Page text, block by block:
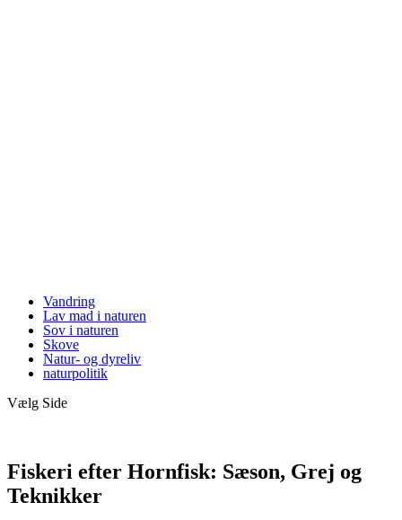
Vandring
Lav mad i naturen
Sov i naturen
Skove
Natur- og dyreliv
naturpolitik
Vælg Side
Fiskeri efter Hornfisk: Sæson, Grej og
Teknikker